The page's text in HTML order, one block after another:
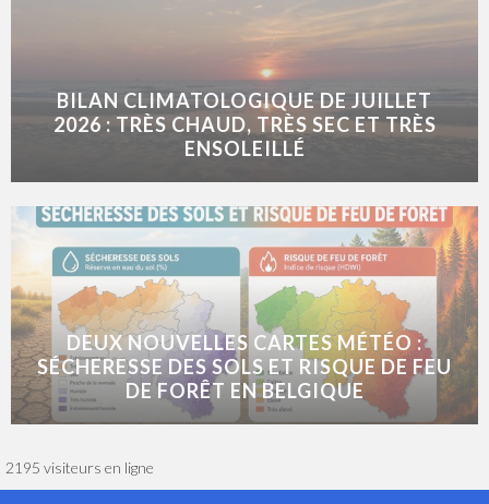
BILAN CLIMATOLOGIQUE DE JUILLET
2026 : TRÈS CHAUD, TRÈS SEC ET TRÈS
ENSOLEILLÉ
DEUX NOUVELLES CARTES MÉTÉO :
SÉCHERESSE DES SOLS ET RISQUE DE FEU
DE FORÊT EN BELGIQUE
2195 visiteurs en ligne